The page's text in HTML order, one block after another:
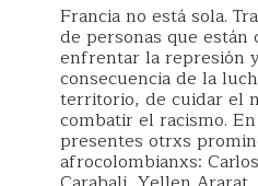
Francia no está sola.
de personas que están
enfrentar la represión
consecuencia de la
territorio, de cuidar el
combatir el racismo.
presentes otrxs
afrocolombianxs: